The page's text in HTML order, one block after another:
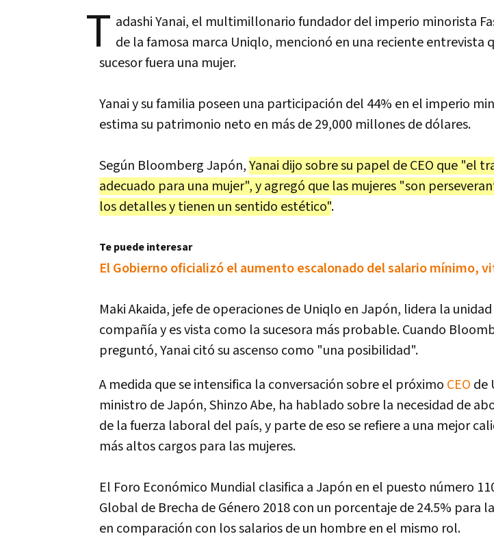
T adashi Yanai, el multimillonario fundador del imperio minorista
de la famosa marca Uniqlo, mencionó en una reciente entrevista
sucesor fuera una mujer.
Yanai y su familia poseen una participación del 44% en el imperio
estima su patrimonio neto en más de 29,000 millones de dólares.
Según Bloomberg Japón,Yanai dijo sobre su papel de CEO que "el
adecuado para una mujer", y agregó que las mujeres "son
los detalles y tienen un sentido estético".
Te puede interesar
El Gobierno oficializó el aumento escalonado del salario mínimo,
Maki Akaida, jefe de operaciones de Uniqlo en Japón, lidera la
compañía y es vista como la sucesora más probable. Cuando
preguntó, Yanai citó su ascenso como "una posibilidad".
A medida que se intensifica la conversación sobre el próximo CEO de
ministro de Japón, Shinzo Abe, ha hablado sobre la necesidad de
de la fuerza laboral del país, y parte de eso se refiere a una mejor
más altos cargos para las mujeres.
El Foro Económico Mundial clasifica a Japón en el puesto número
Global de Brecha de Género 2018 con un porcentaje de 24.5% para
en comparación con los salarios de un hombre en el mismo rol.